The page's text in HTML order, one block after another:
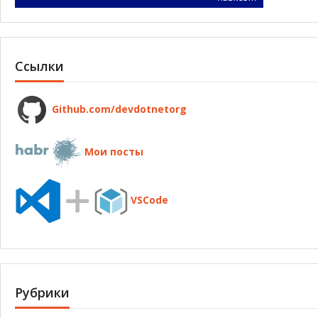
Ссылки
Github.com/devdotnetorg
Мои посты
VSCode
Рубрики